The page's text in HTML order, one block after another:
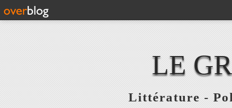
LE
Littérature -